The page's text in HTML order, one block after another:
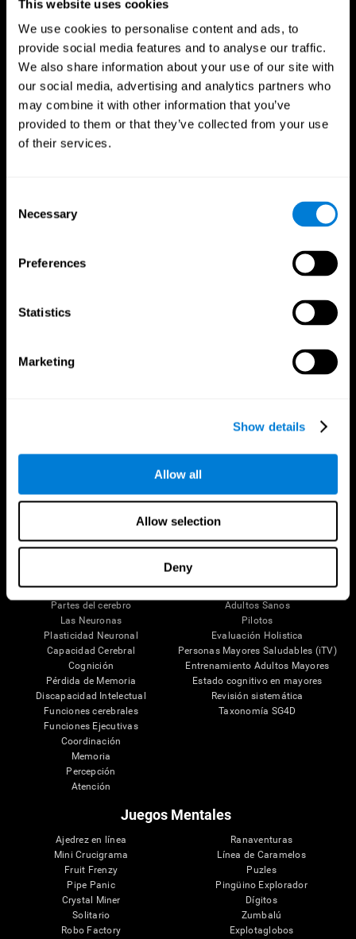
This website uses cookies
We use cookies to personalise content and ads, to
provide social media features and to analyse our traffic.
We also share information about your use of our site with
our social media, advertising and analytics partners who
may combine it with other information that you’ve
provided to them or that they’ve collected from your use
of their services.
Selection
Necessary
Preferences
Statistics
Marketing
Show details
Allow all
Allow selection
Deny
Síguenos en
Tu Cerebro
Mente y Cerebro
Partes del cerebro
Las Neuronas
Plasticidad Neuronal
Capacidad Cerebral
Cognición
Pérdida de Memoria
Discapacidad Intelectual
Funciones cerebrales
Funciones Ejecutivas
Coordinación
Memoria
Percepción
Atención
Investigación
Validación de las Terapias Digitales
Juegos de Ordenador
Adultos Sanos
Pilotos
Evaluación Holistica
Personas Mayores Saludables (iTV)
Entrenamiento Adultos Mayores
Estado cognitivo en mayores
Revisión sistemática
Taxonomía SG4D
Juegos Mentales
Ajedrez en línea
Mini Crucigrama
Fruit Frenzy
Pipe Panic
Crystal Miner
Solitario
Robo Factory
Ranaventuras
Línea de Caramelos
Puzles
Pingüino Explorador
Dígitos
Zumbalú
Explotaglobos